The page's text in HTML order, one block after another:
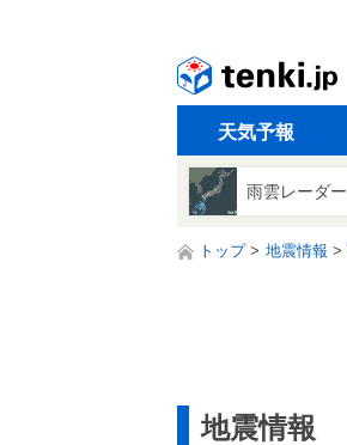
天気予報
雨雲レーダー
トップ 地震情報
地震情報